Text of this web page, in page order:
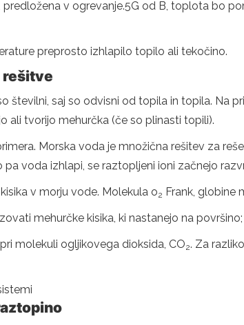
predložena v ogrevanje.5G od B, toplota bo
preprosto izhlapilo topilo ali tekočino.
rešitve
številni, saj so odvisni od topila in topila. Na
ali tvorijo mehurčka (če so plinasti topili).
Morska voda je množična rešitev za
voda izhlapi, se raztopljeni ioni začnejo
v morju vode. Molekula o2 Frank, globine
mehurčke kisika, ki nastanejo na
molekuli ogljikovega dioksida, CO2. Za